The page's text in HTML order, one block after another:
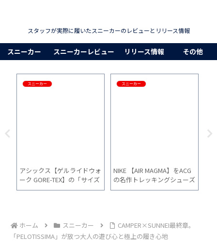
スタッフが実際に履いたスニーカーのレビューとリリース情報
スニーカー スニーカーレビュー リリース情報 その他
スニーカー
アシックス【ゲルライドウォ
ーク GORE-TEX】の「サイズ
感」「履き心地」「普段使
スニーカー
NIKE 【AIR MAGMA】をACG
の名作トレッキングシューズ
の感想とサイズ感をご紹介
ホーム スニーカー
CAMPER×SUNNEI最終章。
「PELOTISSIMA」が放つ大人の遊び心と極上の履き心地